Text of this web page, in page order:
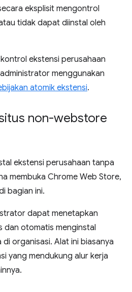
eksplisit mengontrol
tidak dapat diinstal oleh
ekstensi perusahaan
menggunakan
atomik ekstensi.
non-webstore
ekstensi perusahaan tanpa
membuka Chrome Web Store,
bagian ini.
dapat menetapkan
dan otomatis menginstal
organisasi. Alat ini biasanya
yang mendukung alur kerja